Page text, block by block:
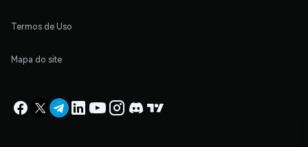
Termos de Uso
Mapa do site